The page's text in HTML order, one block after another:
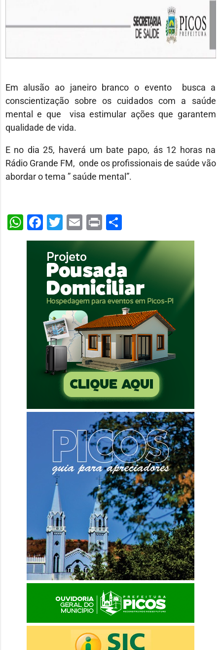
Em alusão ao janeiro branco o evento busca a
conscientização sobre os cuidados com a saúde
mental e que visa estimular ações que garantem
qualidade de vida.
E no dia 25, haverá um bate papo, ás 12 horas na
Rádio Grande FM, onde os profissionais de saúde vão
abordar o tema ” saúde mental”.
WhatsApp
Facebook
Twitter
Email
PrintShare